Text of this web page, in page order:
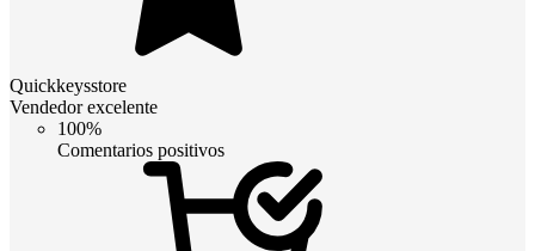
Quickkeysstore
Vendedor excelente
100%
Comentarios positivos